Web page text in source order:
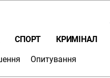
СПОРТ КРИМІНАЛ
Опитування